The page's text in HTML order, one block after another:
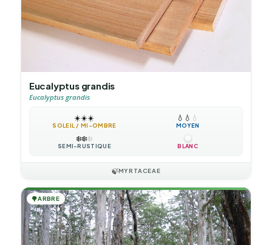
Eucalyptus grandis
Eucalyptus grandis
☀️☀️☀️
SOLEIL / MI-OMBRE
💧 💧 💧
MOYEN
❄️❄️❄️
SEMI-RUSTIQUE BLANC
🍃MYRTACEAE
🌳ARBRE